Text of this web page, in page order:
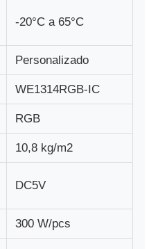
LED
-20°C a 65°C
Personalizado
WE1314RGB-IC
RGB
10,8 kg/m2
DC5V
300 W/pcs